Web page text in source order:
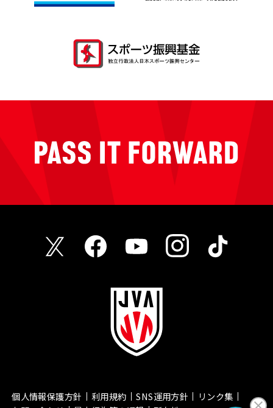
個人情報保護方針 利用規約 SNS運用方針
リンク集